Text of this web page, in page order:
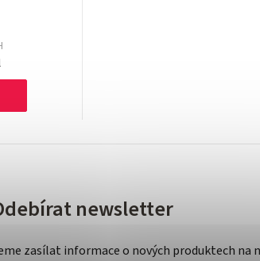
newsletter
zasílat informace o nových produktech na